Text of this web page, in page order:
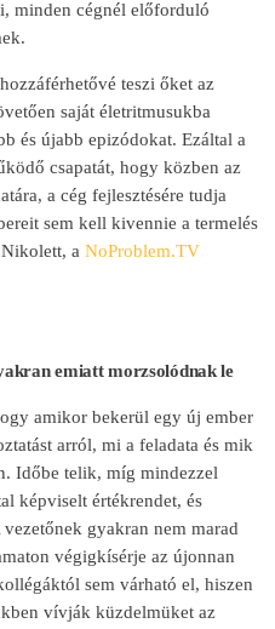
minden cégnél előforduló
teszi őket az
saját életritmusukba
és újabb epizódokat. Ezáltal a
csapatát, hogy közben az
a cég fejlesztésére tudja
sem kell kivennie a termelés
a NoProblem.TV
emiatt morzsolódnak le
amikor bekerül egy új ember
arról, mi a feladata és mik
Időbe telik, míg mindezzel
képviselt értékrendet, és
gyakran nem marad
végigkísérje az újonnan
sem várható el, hiszen
vívják küzdelmüket az